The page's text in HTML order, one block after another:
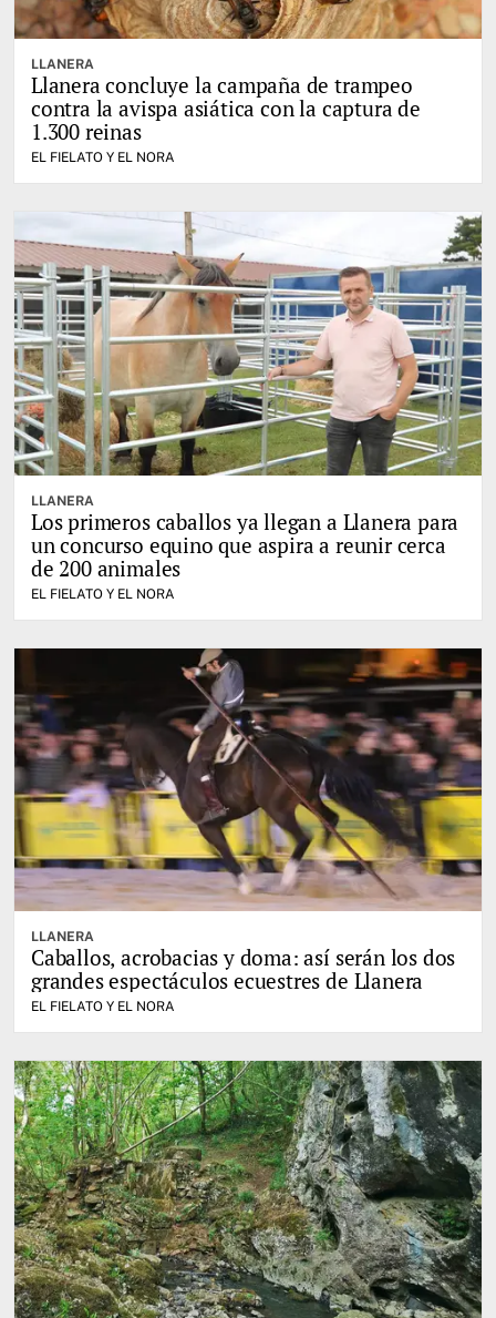
LLANERA
Llanera concluye la campaña de trampeo
contra la avispa asiática con la captura de
1.300 reinas
EL FIELATO Y EL NORA
LLANERA
Los primeros caballos ya llegan a Llanera para
un concurso equino que aspira a reunir cerca
de 200 animales
EL FIELATO Y EL NORA
LLANERA
Caballos, acrobacias y doma: así serán los dos
grandes espectáculos ecuestres de Llanera
EL FIELATO Y EL NORA